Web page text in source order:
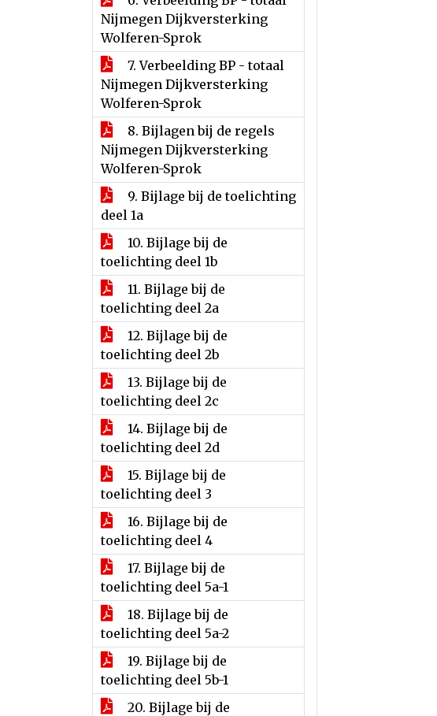
Nijmegen Dijkversterking
Wolferen-Sprok
7. Verbeelding BP - totaal
Nijmegen Dijkversterking
Wolferen-Sprok
8. Bijlagen bij de regels
Nijmegen Dijkversterking
Wolferen-Sprok
9. Bijlage bij de toelichting
deel 1a
10. Bijlage bij de
toelichting deel 1b
11. Bijlage bij de
toelichting deel 2a
12. Bijlage bij de
toelichting deel 2b
13. Bijlage bij de
toelichting deel 2c
14. Bijlage bij de
toelichting deel 2d
15. Bijlage bij de
toelichting deel 3
16. Bijlage bij de
toelichting deel 4
17. Bijlage bij de
toelichting deel 5a-1
18. Bijlage bij de
toelichting deel 5a-2
19. Bijlage bij de
toelichting deel 5b-1
20. Bijlage bij de